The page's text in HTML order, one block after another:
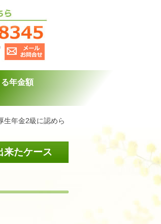
年金額
生年金2級に認めら
来たケース